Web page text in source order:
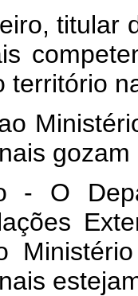
titular
território
- O